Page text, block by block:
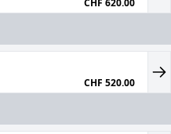
CHF 620.00
CHF 520.00